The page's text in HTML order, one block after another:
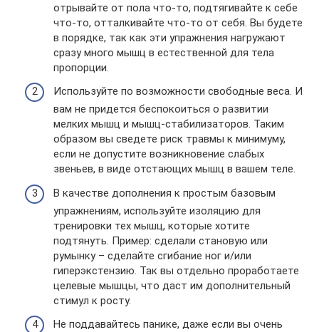
отрывайте от пола что-то, подтягивайте к себе
что-то, отталкивайте что-то от себя. Вы будете
в порядке, так как эти упражнения нагружают
сразу много мышц в естественной для тела
пропорции.
Используйте по возможности свободные веса. И
вам не придется беспокоиться о развитии
мелких мышц и мышц-стабилизаторов. Таким
образом вы сведете риск травмы к минимуму,
если не допустите возникновение слабых
звеньев, в виде отстающих мышц в вашем теле.
В качестве дополнения к простым базовым
упражнениям, используйте изоляцию для
тренировки тех мышц, которые хотите
подтянуть. Пример: сделали становую или
румынку – сделайте сгибание ног и/или
гиперэкстензию. Так вы отдельно проработаете
целевые мышцы, что даст им дополнительный
стимул к росту.
Не поддавайтесь панике, даже если вы очень